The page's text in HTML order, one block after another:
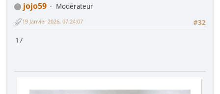
jojo59
Modérateur
#32
19 Janvier 2026, 07:24:07
17